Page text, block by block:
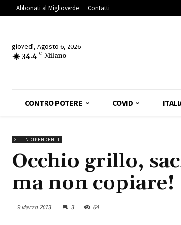
Abbonati al Miglioverde Contatti
giovedì, Agosto 6, 2026
34.4 C Milano
CONTRO POTERE COVID
GLI INDIPENDENTI
Occhio grillo,
ma non copiare!
9 Marzo 2013 3 64